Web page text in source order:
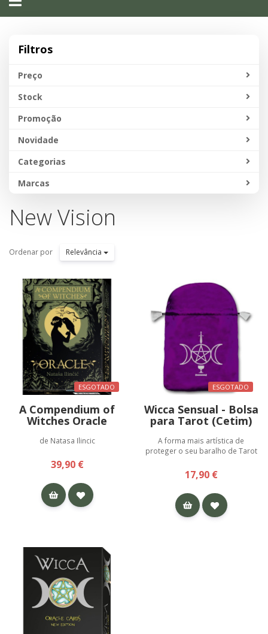
navigation
Filtros
Preço
Stock
Promoção
Novidade
Categorias
Marcas
New Vision
Ordenar por Relevância
ESGOTADO
A Compendium of
Witches Oracle
de Natasa Ilincic
39,90 €
ESGOTADO
Wicca Sensual - Bolsa
para Tarot (Cetim)
A forma mais artística de
proteger o seu baralho de Tarot
17,90 €